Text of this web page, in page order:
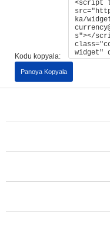
Kodu kopyala:
Panoya Kopyala